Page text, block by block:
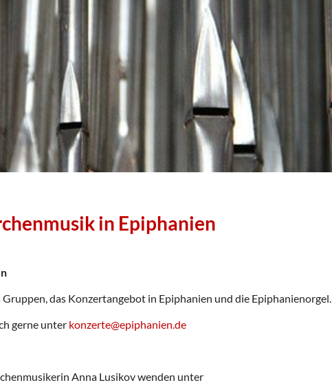
in Epiphanien
das Konzertangebot in Epiphanien und die Epiphanienorgel.
gerne unter konzerte@epiphanien.de
Anna Lusikov wenden unter